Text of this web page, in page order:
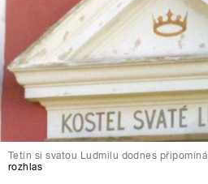
Tetín si svatou Ludmilu dodnes připomíná
rozhlas